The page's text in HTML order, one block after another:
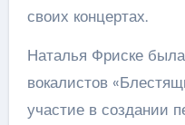
своих концертах.
Наталья Фриске
вокалистов
участие в создании